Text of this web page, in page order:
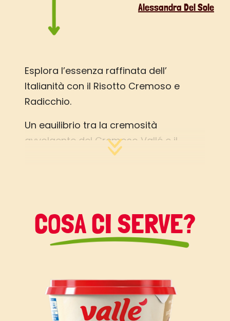
Alessandra Del Sole
Esplora l’essenza raffinata dell’
Italianità con il Risotto Cremoso e
Radicchio.
Un equilibrio tra la cremosità
avvolgente del Cremoso Vallé e il
sapore audace del radicchio che si
da non perdere.
Scopri i segreti dietro questa
Alessandra Del Sole, e lasciati
conquistare dal connubio perfetto tra
tradizione e innovazione.
COSA CI SERVE?